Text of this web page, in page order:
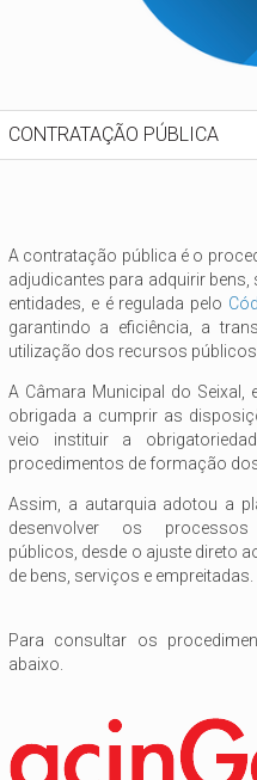
CONTRATAÇÃO PÚBLICA
A contratação pública é o
adjudicantes para adquirir
entidades, e é regulada pelo
garantindo a eficiência, a
utilização dos recursos públicos.
A Câmara Municipal do Seixal,
obrigada a cumprir as
veio instituir a
procedimentos de formação
Assim, a autarquia adotou a
desenvolver os
públicos, desde o ajuste direto
de bens, serviços e empreitadas.
Para consultar os
abaixo.